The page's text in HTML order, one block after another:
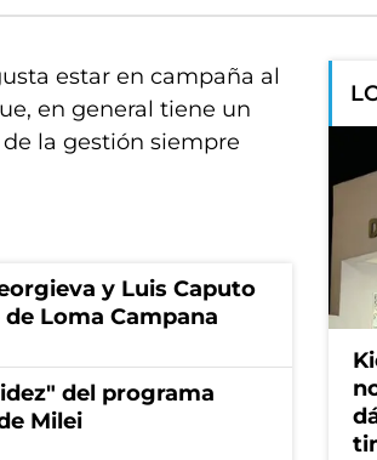
estar en campaña al
en general tiene un
la gestión siempre
y Luis Caputo
Loma Campana
del programa
Milei